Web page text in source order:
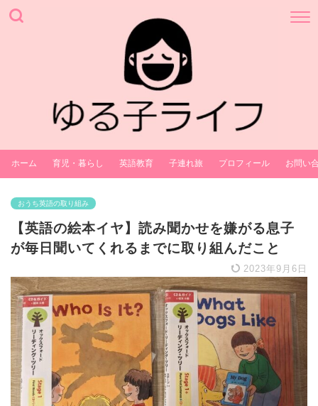
ホーム 育児・暮らし 英語教育 子連れ旅 プロフィール お問い
おうち英語の取り組み
【英語の絵本イヤ】読み聞かせを嫌がる息子
が毎日聞いてくれるまでに取り組んだこと
2023年9月6日